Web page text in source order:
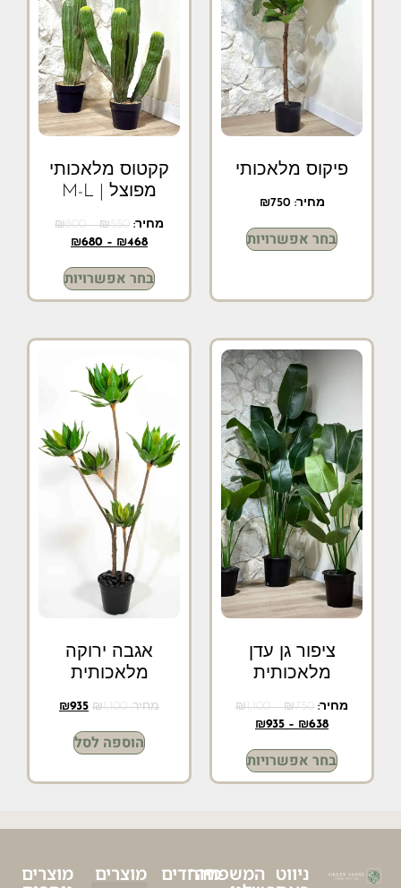
פיקוס מלאכותי
מחיר: ₪750
בחר אפשרויות
קקטוס מלאכותי
מפוצל | M-L
מחיר: ₪550
–
₪800
₪468
–
₪680
בחר אפשרויות
ציפור גן עדן
מלאכותית
מחיר: ₪750
–
₪1,100
₪638
–
₪935
בחר אפשרויות
אגבה ירוקה
מלאכותית
מחיר: ₪1,100
₪935
הוספה לסל
ניווט המשפחהמיוחדים מוצרים מוצרים